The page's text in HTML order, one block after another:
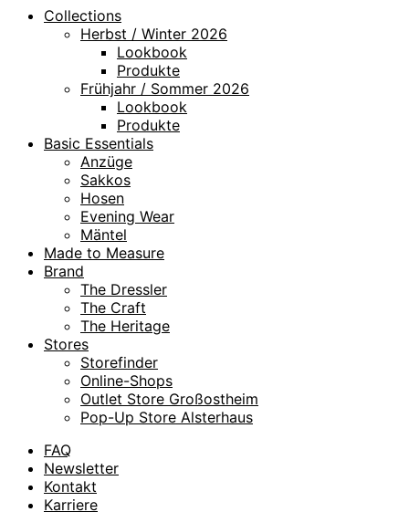
Collections
Herbst / Winter 2026
Lookbook
Produkte
Frühjahr / Sommer 2026
Lookbook
Produkte
Basic Essentials
Anzüge
Sakkos
Hosen
Evening Wear
Mäntel
Made to Measure
Brand
The Dressler
The Craft
The Heritage
Stores
Storefinder
Online-Shops
Outlet Store Großostheim
Pop-Up Store Alsterhaus
FAQ
Newsletter
Kontakt
Karriere